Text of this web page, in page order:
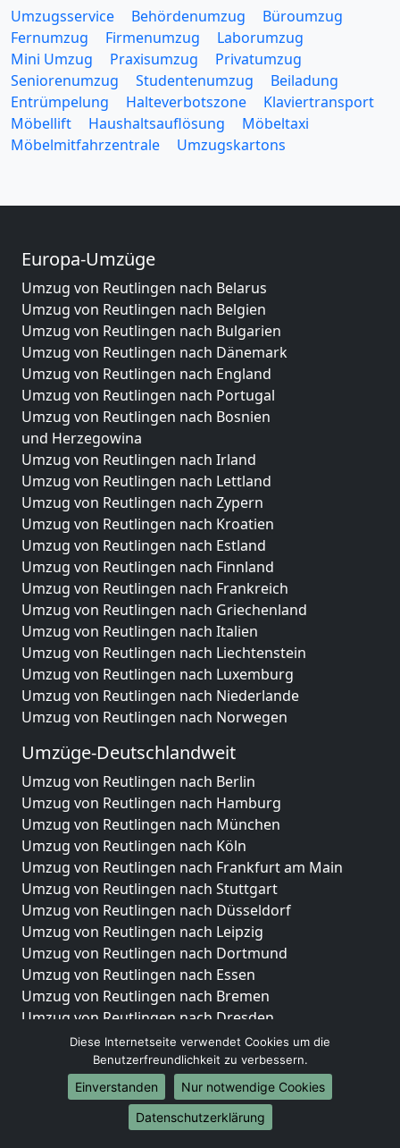
Umzugsservice Behördenumzug
Büroumzug
Fernumzug
Firmenumzug
Laborumzug
Mini Umzug
Praxisumzug
Privatumzug
Seniorenumzug
Studentenumzug
Beiladung
Entrümpelung
Halteverbotszone
Klaviertransport
Möbellift
Haushaltsauflösung
Möbeltaxi
Möbelmitfahrzentrale
Umzugskartons
Europa-Umzüge
Umzug von Reutlingen nach Belarus
Umzug von Reutlingen nach Belgien
Umzug von Reutlingen nach Bulgarien
Umzug von Reutlingen nach Dänemark
Umzug von Reutlingen nach England
Umzug von Reutlingen nach Portugal
Umzug von Reutlingen nach Bosnien
und Herzegowina
Umzug von Reutlingen nach Irland
Umzug von Reutlingen nach Lettland
Umzug von Reutlingen nach Zypern
Umzug von Reutlingen nach Kroatien
Umzug von Reutlingen nach Estland
Umzug von Reutlingen nach Finnland
Umzug von Reutlingen nach Frankreich
Umzug von Reutlingen nach Griechenland
Umzug von Reutlingen nach Italien
Umzug von Reutlingen nach Liechtenstein
Umzug von Reutlingen nach Luxemburg
Umzug von Reutlingen nach Niederlande
Umzug von Reutlingen nach Norwegen
Umzüge-Deutschlandweit
Umzug von Reutlingen nach Berlin
Umzug von Reutlingen nach Hamburg
Umzug von Reutlingen nach München
Umzug von Reutlingen nach Köln
Umzug von Reutlingen nach Frankfurt am Main
Umzug von Reutlingen nach Stuttgart
Umzug von Reutlingen nach Düsseldorf
Umzug von Reutlingen nach Leipzig
Umzug von Reutlingen nach Dortmund
Umzug von Reutlingen nach Essen
Umzug von Reutlingen nach Bremen
Umzug von Reutlingen nach Dresden
Umzug von Reutlingen nach Hannover
Umzug von Reutlingen nach Nürnberg
Umzug von Reutlingen nach Duisburg
Umzug von Reutlingen nach Bochum
Umzug von Reutlingen nach Wuppertal
Diese Internetseite verwendet Cookies um die
Benutzerfreundlichkeit zu verbessern.
Einverstanden
Nur notwendige Cookies
Datenschutzerklärung